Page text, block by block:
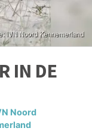
IN DE
Noord